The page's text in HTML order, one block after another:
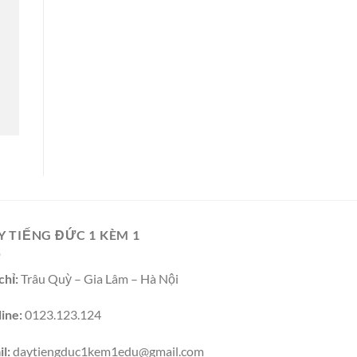
TIẾNG ĐỨC 1 KÈM 1
Trâu Quỳ – Gia Lâm – Hà Nội
0123.123.124
daytiengduc1kem1edu@gmail.com